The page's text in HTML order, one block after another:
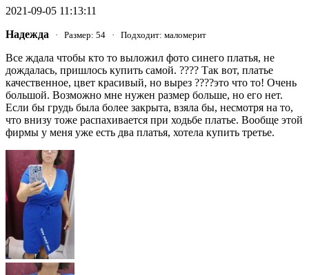
2021-09-05 11:13:11
Надежда · Размер: 54 · Подходит: маломерит
Все ждала чтобы кто то выложил фото синего платья, не
дождалась, пришлось купить самой. ???? Так вот, платье
качественное, цвет красивый, но вырез ????это что то! Очень
большой. Возможно мне нужен размер больше, но его нет.
Если бы грудь была более закрыта, взяла бы, несмотря на то,
что внизу тоже распахивается при ходьбе платье. Вообще этой
фирмы у меня уже есть два платья, хотела купить третье.